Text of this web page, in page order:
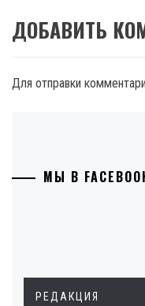
ДОБАВИТЬ
Для отправки
МЫ В
РЕДАКЦИЯ